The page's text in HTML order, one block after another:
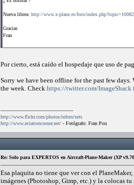
Nueva librea: http://www.x-plane.es/foro/
Gracias
Fran
Por cierto, está caído el hospedaje que uso de
Sorry we have been offline for the past few
the week. Check https://twitter.com/ImageShack
http://www.flickr.com/photos/inforo/sets
http://www.aviationcorner.net/ - Fotógrafo: Fran Pou
Re: Solo para EXPERTOS en Aircraft-Plane-Maker (XP
Esa plaquita no tiene que ver con el
imágenes (Photoshop, Gimp, etc.) y la colocas